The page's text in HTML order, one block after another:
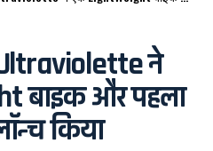
ने
बाइक और पहला
किया